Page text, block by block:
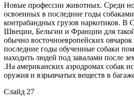
Новые профессии животных. Среди
освоенных в последние годы
контрабандных грузов наркотиков.
Швеции, Бельгии и Франции для
обычно восточноевропейских
последние годы обученные собаки
находить людей под завалами после
.На американских аэродромах собак
оружия и взрывчатых веществ в
Слайд 27